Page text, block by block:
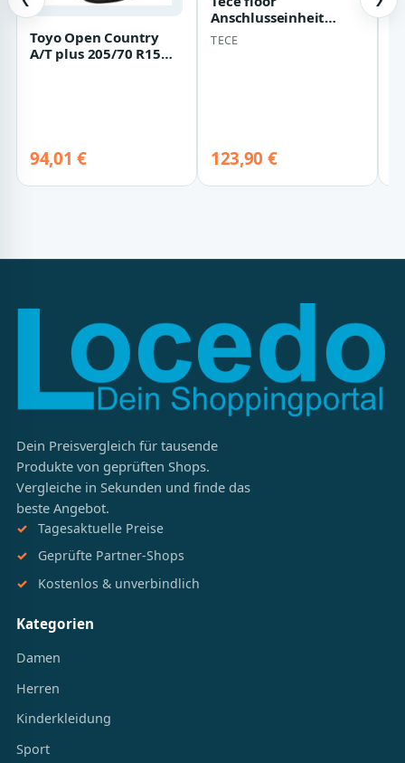
Toyo Open Country
A/T plus 205/70 R15
94,01 €
Anschlusseinheit
Standard plus 24 V - 10
Zonen, 77430033 77…
TECE
123,90 €
Dein Preisvergleich für tausende
Produkte von geprüften Shops.
Vergleiche in Sekunden und finde das
beste Angebot.
Tagesaktuelle Preise
Geprüfte Partner-Shops
Kostenlos & unverbindlich
Kategorien
Damen
Herren
Kinderkleidung
Sport